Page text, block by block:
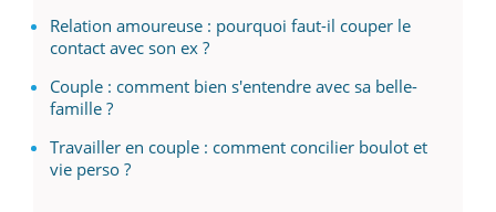
Relation amoureuse : pourquoi faut-il couper le
contact avec son ex ?
Couple : comment bien s'entendre avec sa belle-
famille ?
Travailler en couple : comment concilier boulot et
vie perso ?